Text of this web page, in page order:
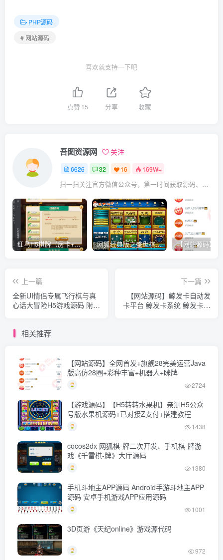
PHP源码
# 网站源码
喜欢就支持一下吧
点赞 15 分享 收藏
吾图资源网 关注
6626 32 16 169W+
扫一扫关注官方微信公众号，第一时间获取源码、网赚项目资源教程，自媒体等知识干货，让互联网创业赚钱更简单。
红鸟H5棋牌（房卡+金币）全套双模式游戏源码 网狐经典版之盛世棋牌完整游戏源码（包含文档、架设教程、网站、源代码等）
上一篇
全新UI情侣专属飞行棋与真
心话大冒险H5游戏源码 附教
下一篇
【网站源码】鲸发卡自动发
卡平台 鲸发卡系统 鲸发卡免
相关推荐
【网站源码】全网首发+旗舰28完美运营Java
版高仿28圈+彩种丰富+机器人+眯牌
2724
【游戏源码】【H5转转水果机】亲测H5公众
号版水果机源码+已对接Z支付+搭建教程
1438
cocos2dx 网狐棋-牌二次开发、手机棋-牌游
戏《千雷棋-牌》大厅源码
1380
手机斗地主APP源码 Android手游斗地主APP
源码 安卓手机游戏APP应用源码
1001
3D页游《天纪online》游戏源代码
972